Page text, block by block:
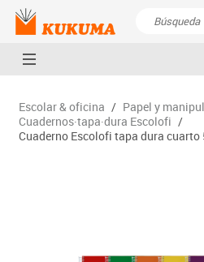
Escolar & oficina / Papel y
Cuadernos·tapa·dura Escolofi /
Cuaderno Escolofi tapa dura cuarto